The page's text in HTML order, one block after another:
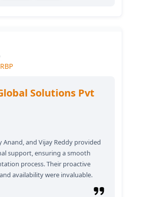
Solutions Pvt
Anand, and Vijay Reddy provided
support, ensuring a smooth
process. Their proactive
availability were invaluable.